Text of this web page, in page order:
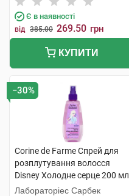
Є в наявності
від 385.00 269.50 грн
КУПИТИ
−30%
Corine de Farme Спрей для
розплутування волосся
Disney Холодне серце 200 мл
1 флакон
Лабораторіес Сарбек